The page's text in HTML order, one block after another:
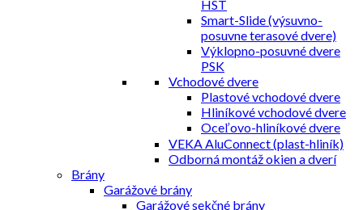
HST
Smart-Slide (výsuvno-
posuvne terasové dvere)
Výklopno-posuvné dvere
PSK
Vchodové dvere
Plastové vchodové dvere
Hliníkové vchodové dvere
Oceľovo-hliníkové dvere
VEKA AluConnect (plast-hliník)
Odborná montáž okien a dverí
Brány
Garážové brány
Garážové sekčné brány